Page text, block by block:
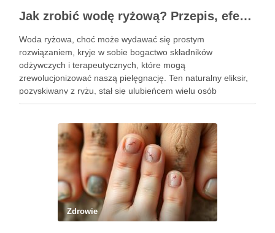
Jak zrobić wodę ryżową? Przepis, efekty i zastosowanie w pielęgnacji
Woda ryżowa, choć może wydawać się prostym
rozwiązaniem, kryje w sobie bogactwo składników
odżywczych i terapeutycznych, które mogą
zrewolucjonizować naszą pielęgnację. Ten naturalny eliksir,
pozyskiwany z ryżu, stał się ulubieńcem wielu osób
dbających o zdrowie włosów oraz kondycję skóry. Dzięki
dostępna dla …
Zdrowie